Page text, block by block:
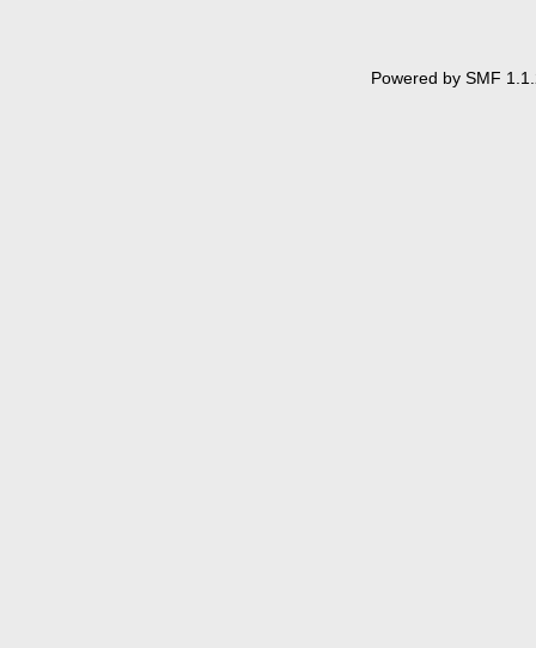
Powered by SMF